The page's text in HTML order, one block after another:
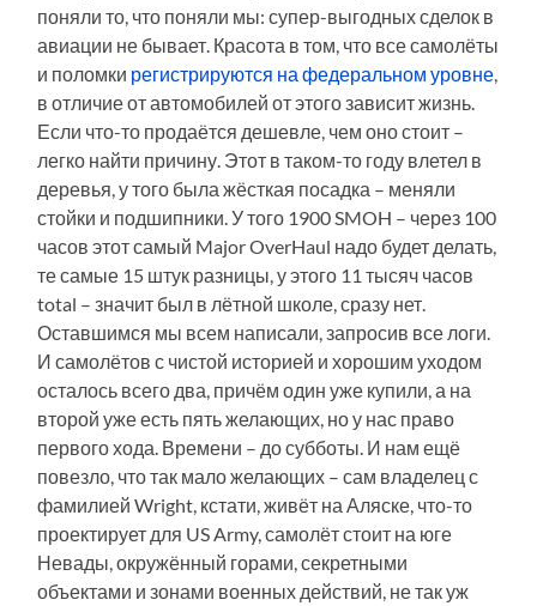
поняли то, что поняли мы: супер-выгодных сделок в
авиации не бывает. Красота в том, что все самолёты
и поломки регистрируются на федеральном уровне
в отличие от автомобилей от этого зависит жизнь.
Если что-то продаётся дешевле, чем оно стоит –
легко найти причину. Этот в таком-то году влетел в
деревья, у того была жёсткая посадка – меняли
стойки и подшипники. У того 1900 SMOH – через 100
часов этот самый Major OverHaul надо будет делать,
те самые 15 штук разницы, у этого 11 тысяч часов
total – значит был в лётной школе, сразу нет.
Оставшимся мы всем написали, запросив все логи.
И самолётов с чистой историей и хорошим уходом
осталось всего два, причём один уже купили, а на
второй уже есть пять желающих, но у нас право
первого хода. Времени – до субботы. И нам ещё
повезло, что так мало желающих – сам владелец с
фамилией Wright, кстати, живёт на Аляске, что-то
проектирует для US Army, самолёт стоит на юге
Невады, окружённый горами, секретными
объектами и зонами военных действий, не так уж